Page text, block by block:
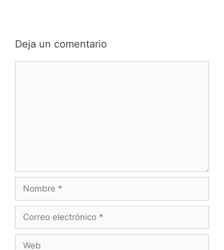
Deja un comentario
Nombre
Correo
Web